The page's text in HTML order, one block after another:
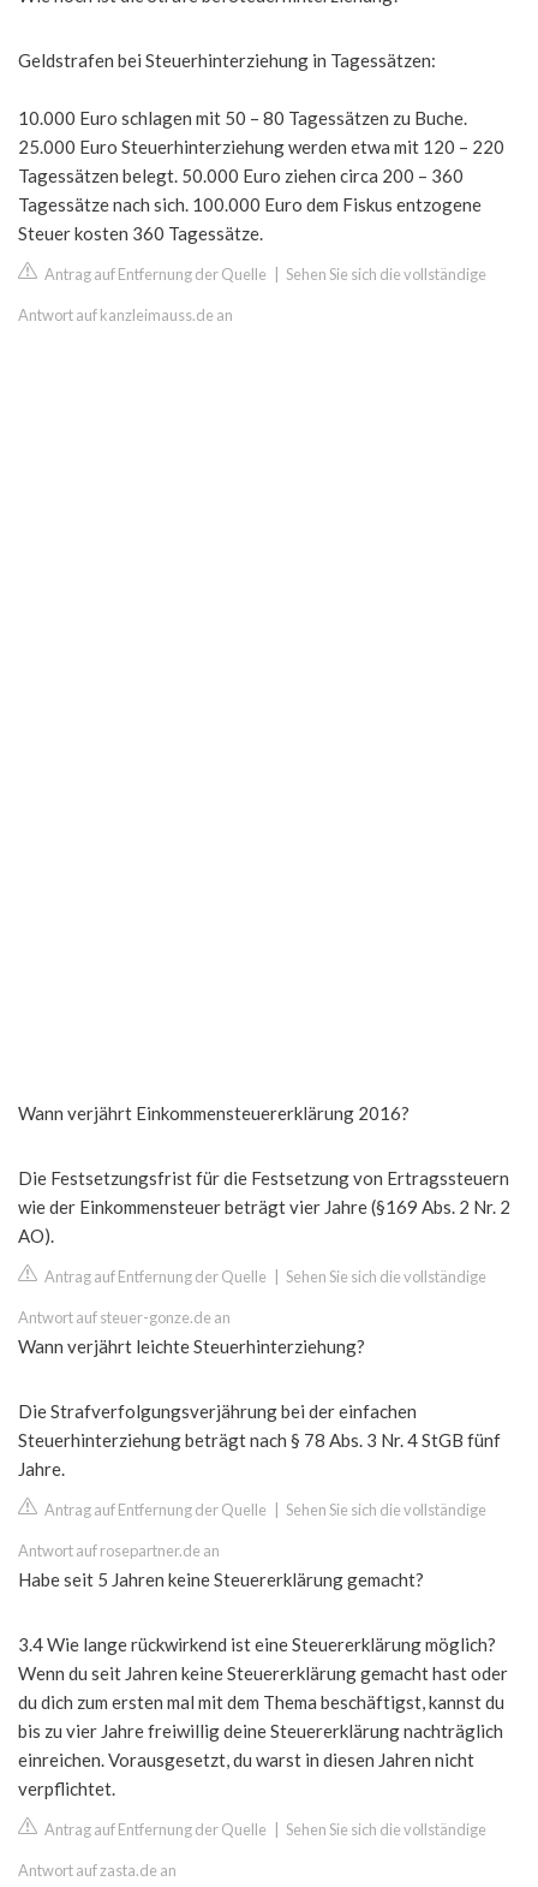
Geldstrafen bei Steuerhinterziehung in Tagessätzen:
10.000 Euro schlagen mit 50 – 80 Tagessätzen zu Buche.
25.000 Euro Steuerhinterziehung werden etwa mit 120 – 220
Tagessätzen belegt. 50.000 Euro ziehen circa 200 – 360
Tagessätze nach sich. 100.000 Euro dem Fiskus entzogene
Steuer kosten 360 Tagessätze.
Antrag auf Entfernung der Quelle Sehen Sie sich die vollständige
Antwort auf kanzleimauss.de an
Wann verjährt Einkommensteuererklärung 2016?
Die Festsetzungsfrist für die Festsetzung von Ertragssteuern
wie der Einkommensteuer beträgt vier Jahre (§169 Abs. 2 Nr. 2
AO).
Antrag auf Entfernung der Quelle Sehen Sie sich die vollständige
Antwort auf steuer-gonze.de an
Wann verjährt leichte Steuerhinterziehung?
Die Strafverfolgungsverjährung bei der einfachen
Steuerhinterziehung beträgt nach § 78 Abs. 3 Nr. 4 StGB fünf
Jahre.
Antrag auf Entfernung der Quelle Sehen Sie sich die vollständige
Antwort auf rosepartner.de an
Habe seit 5 Jahren keine Steuererklärung gemacht?
3.4 Wie lange rückwirkend ist eine Steuererklärung möglich?
Wenn du seit Jahren keine Steuererklärung gemacht hast oder
du dich zum ersten mal mit dem Thema beschäftigst, kannst du
bis zu vier Jahre freiwillig deine Steuererklärung nachträglich
einreichen. Vorausgesetzt, du warst in diesen Jahren nicht
verpflichtet.
Antrag auf Entfernung der Quelle Sehen Sie sich die vollständige
Antwort auf zasta.de an